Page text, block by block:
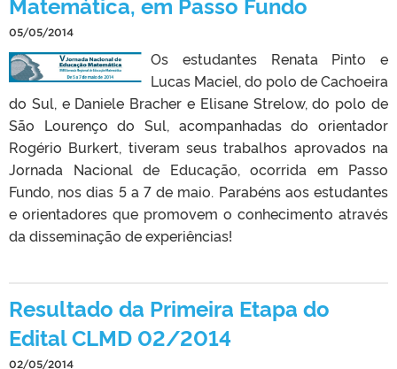
05/05/2014
Os estudantes Renata Pinto e
Lucas Maciel, do polo de Cachoeira
do Sul, e Daniele Bracher e Elisane Strelow, do polo de
São Lourenço do Sul, acompanhadas do orientador
Rogério Burkert, tiveram seus trabalhos aprovados na
Jornada Nacional de Educação, ocorrida em Passo
Fundo, nos dias 5 a 7 de maio. Parabéns aos estudantes
e orientadores que promovem o conhecimento através
da disseminação de experiências!
Resultado da Primeira Etapa do
Edital CLMD 02/2014
02/05/2014